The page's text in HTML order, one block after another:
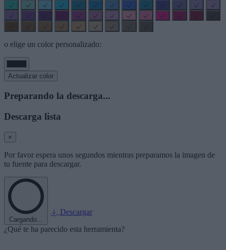
o elige un color personalizado:
Actualizar color
Preparando la descarga...
Descarga lista
×
Por favor espera unos segundos mientras preparamos la imagen de
tu fuente para descargar.
Cargando...
Descargar
¿Qué te ha parecido esta herramienta?